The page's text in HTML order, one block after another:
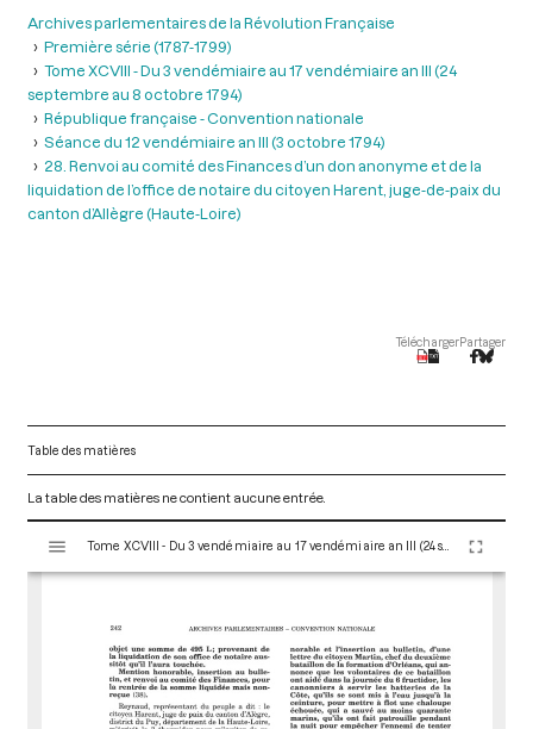
Archives parlementaires de la Révolution Française
Première série (1787-1799)
Tome XCVIII - Du 3 vendémiaire au 17 vendémiaire an III (24
septembre au 8 octobre 1794)
République française - Convention nationale
Séance du 12 vendémiaire an III (3 octobre 1794)
28. Renvoi au comité des Finances d’un don anonyme et de la
liquidation de l’office de notaire du citoyen Harent, juge-de-paix du
canton d’Allègre (Haute-Loire)
TéléchargerPartager
Table des matières
La table des matières ne contient aucune entrée.
s